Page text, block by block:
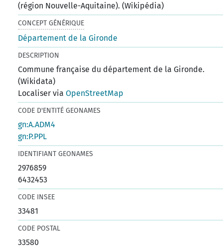
(région Nouvelle-Aquitaine). (Wikipédia)
CONCEPT GÉNÉRIQUE
Département de la Gironde
DESCRIPTION
Commune française du département de la Gironde.
(Wikidata)
Localiser viaOpenStreetMap
CODE D'ENTITÉ GEONAMES
gn:A.ADM4
gn:P.PPL
IDENTIFIANT GEONAMES
2976859
6432453
CODE INSEE
33481
CODE POSTAL
33580